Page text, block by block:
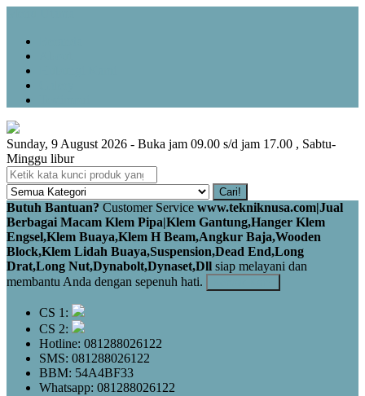
Sunday, 9 August 2026 - Buka jam 09.00 s/d jam 17.00 , Sabtu-
Minggu libur
Cari!
Butuh Bantuan? Customer Service www.tekniknusa.com|Jual
Berbagai Macam Klem Pipa|Klem Gantung,Hanger Klem
Engsel,Klem Buaya,Klem H Beam,Angkur Baja,Wooden
Block,Klem Lidah Buaya,Suspension,Dead End,Long
Drat,Long Nut,Dynabolt,Dynaset,Dll siap melayani dan
membantu Anda dengan sepenuh hati.
CS 1:
CS 2:
Hotline: 081288026122
SMS: 081288026122
BBM: 54A4BF33
Whatsapp: 081288026122